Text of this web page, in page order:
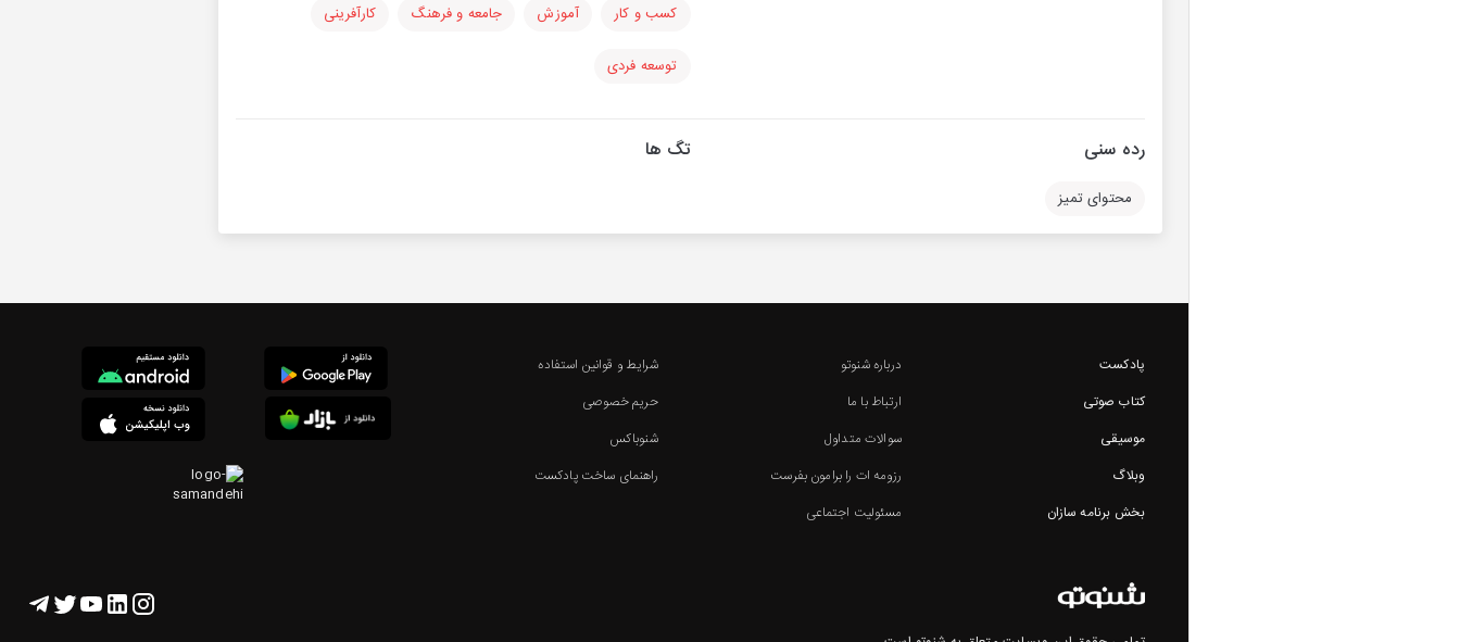
کسب و کار آموزش جامعه و فرهنگ کارآفرینی
توسعه فردی
رده سنی
محتوای تمیز
تگ ها
پادکست
کتاب صوتی
موسیقی
وبلاگ
بخش برنامه سازان
درباره شنوتو
ارتباط با ما
سوالات متداول
رزومه ات را برامون بفرست
مسئولیت اجتماعی
شرایط و قوانین استفاده
حریم خصوصی
شنوباکس
راهنمای ساخت پادکست